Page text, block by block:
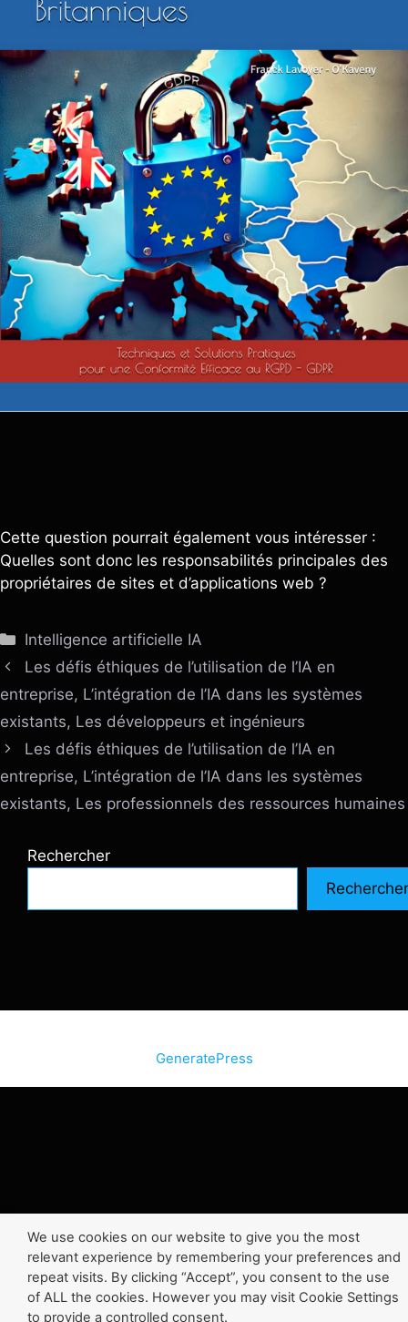
Cette question pourrait également vous intéresser :
Quelles sont donc les responsabilités principales des
propriétaires de sites et d’applications web ?
Catégories
Intelligence artificielle IA
Les défis éthiques de l’utilisation de l’IA en
entreprise, L’intégration de l’IA dans les systèmes
existants, Les développeurs et ingénieurs
Les défis éthiques de l’utilisation de l’IA en
entreprise, L’intégration de l’IA dans les systèmes
existants, Les professionnels des ressources humaines
Rechercher
Rechercher
GeneratePress
We use cookies on our website to give you the most
relevant experience by remembering your preferences and
repeat visits. By clicking “Accept”, you consent to the use
of ALL the cookies. However you may visit Cookie Settings
to provide a controlled consent.